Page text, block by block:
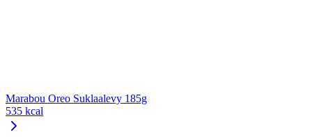
Marabou Oreo Suklaalevy 185g
535 kcal